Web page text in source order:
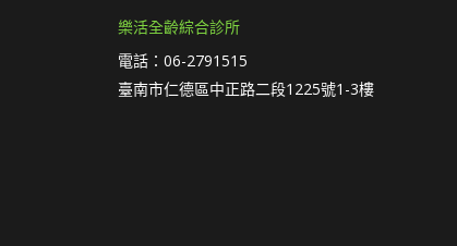
樂活全齡綜合診所
電話：06-2791515
臺南市仁德區中正路二段1225號1-3樓